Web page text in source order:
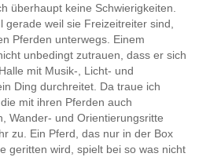
überhaupt keine Schwierigkeiten.
gerade weil sie Freizeitreiter sind,
Pferden unterwegs. Einem
unbedingt zutrauen, dass er sich
mit Musik-, Licht- und
Ding durchreitet. Da traue ich
mit ihren Pferden auch
Wander- und Orientierungsritte
zu. Ein Pferd, das nur in der Box
geritten wird, spielt bei so was nicht